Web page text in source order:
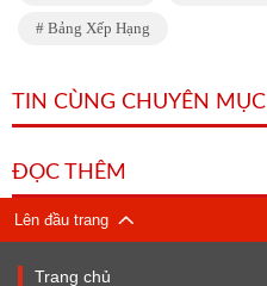
Bảng Xếp Hạng
TIN CÙNG CHUYÊN MỤC
ĐỌC THÊM
Lên đầu trang
Trang chủ